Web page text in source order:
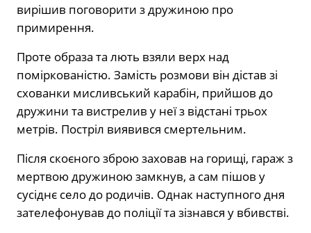
вирішив поговорити з дружиною про
примирення.
Проте образа та лють взяли верх над
поміркованістю. Замість розмови він дістав зі
схованки мисливський карабін, прийшов до
дружини та вистрелив у неї з відстані трьох
метрів. Постріл виявився смертельним.
Після скоєного зброю заховав на горищі, гараж з
мертвою дружиною замкнув, а сам пішов у
сусіднє село до родичів. Однак наступного дня
зателефонував до поліції та зізнався у вбивстві.